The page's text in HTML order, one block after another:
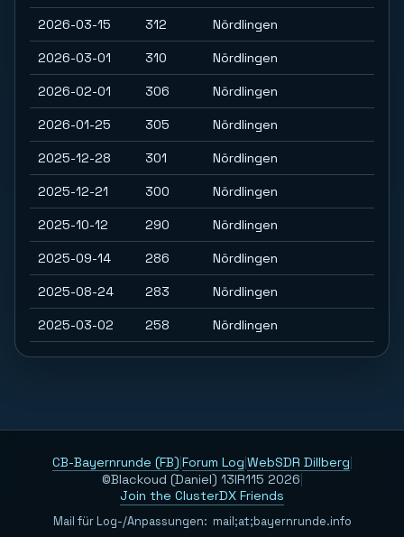
2026-03-15 312 Nördlingen
2026-03-01 310 Nördlingen
2026-02-01 306 Nördlingen
2026-01-25 305 Nördlingen
2025-12-28 301 Nördlingen
2025-12-21 300 Nördlingen
2025-10-12 290 Nördlingen
2025-09-14 286 Nördlingen
2025-08-24 283 Nördlingen
2025-03-02 258 Nördlingen
CB-Bayernrunde (FB)|Forum Log|WebSDR Dillberg|
©Blackoud (Daniel) 13IR115 2026|
Join the ClusterDX Friends
Mail für Log-/Anpassungen: mail;at;bayernrunde.info